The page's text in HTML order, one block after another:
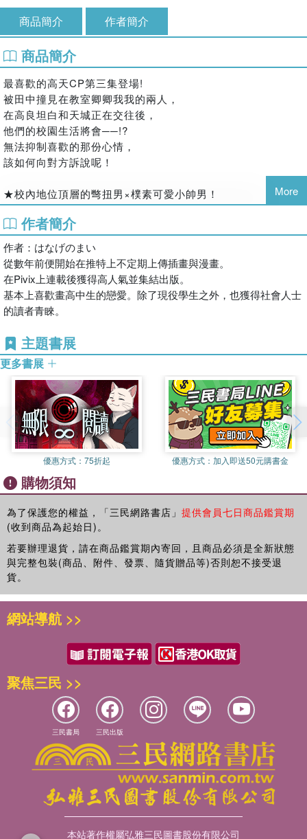
商品簡介 作者簡介
商品簡介
最喜歡的高天CP第三集登場!
被田中撞見在教室卿卿我我的兩人，
在高良坦白和天城正在交往後，
他們的校園生活將會──!?
無法抑制喜歡的那份心情，
該如何向對方訴說呢！
★校內地位頂層的彆扭男×樸素可愛小帥男！
★在SNS引發熱烈話題的微笨&輕揪心BL!!
★真人影劇化！
★首刷限定精美典藏書卡！（首刷售完即無贈品）
©hanagenomai 2023 / KADOKAWA CORPORATION
More
作者簡介
作者：はなげのまい
從數年前便開始在推特上不定期上傳插畫與漫畫。
在Pivix上連載後獲得高人氣並集結出版。
基本上喜歡畫高中生的戀愛。除了現役學生之外，也獲得社會人士
的讀者青睞。
主題書展
更多書展
優惠方式： 75折起 優惠方式： 加入即送50元購書金
購物須知
為了保護您的權益，「三民網路書店」 提供會員七日商品鑑賞期
(收到商品為起始日)。
若要辦理退貨，請在商品鑑賞期內寄回，且商品必須是全新狀態
與完整包裝(商品、附件、發票、隨貨贈品等)否則恕不接受退
貨。
網站導航 >>
聚焦三民 >>
三民書局 三民出版
本站著作權屬弘雅三民圖書股份有限公司